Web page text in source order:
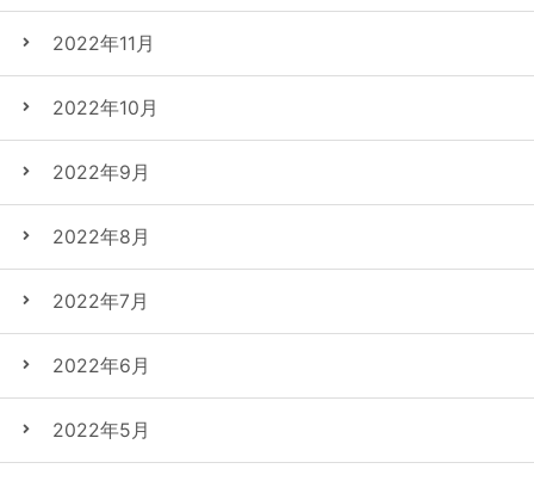
2022年11月
2022年10月
2022年9月
2022年8月
2022年7月
2022年6月
2022年5月